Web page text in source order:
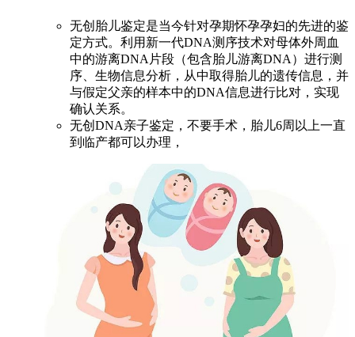
无创胎儿鉴定是当今针对孕期怀孕孕妇的先进的鉴
定方式。利用新一代DNA测序技术对母体外周血
中的游离DNA片段（包含胎儿游离DNA）进行测
序、生物信息分析，从中取得胎儿的遗传信息，并
与假定父亲的样本中的DNA信息进行比对，实现
确认关系。
无创DNA亲子鉴定，不要手术，胎儿6周以上一直
到临产都可以办理，